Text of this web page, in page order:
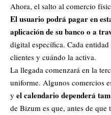
Ahora, el salto al comercio
El usuario podrá pagar en
aplicación de su banco o a
digital específica. Cada
clientes y cuándo la activa.
La llegada comenzará en la
uniforme. Algunos comercios
y el calendario dependerá
de Bizum es que, antes de